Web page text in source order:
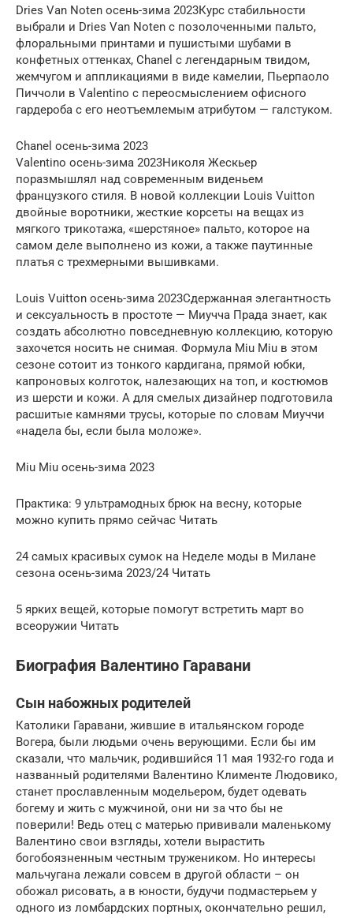
Dries Van Noten осень-зима 2023Курс стабильности
выбрали и Dries Van Noten с позолоченными пальто,
флоральными принтами и пушистыми шубами в
конфетных оттенках, Chanel с легендарным твидом,
жемчугом и аппликациями в виде камелии, Пьерпаоло
Пиччоли в Valentino с переосмыслением офисного
гардероба с его неотъемлемым атрибутом — галстуком.
Chanel осень-зима 2023
Valentino осень-зима 2023Николя Жескьер
поразмышлял над современным виденьем
французкого стиля. В новой коллекции Louis Vuitton
двойные воротники, жесткие корсеты на вещах из
мягкого трикотажа, «шерстяное» пальто, которое на
самом деле выполнено из кожи, а также паутинные
платья с трехмерными вышивками.
Louis Vuitton осень-зима 2023Сдержанная элегантность
и сексуальность в простоте — Миучча Прада знает, как
создать абсолютно повседневную коллекцию, которую
захочется носить не снимая. Формула Miu Miu в этом
сезоне сотоит из тонкого кардигана, прямой юбки,
капроновых колготок, налезающих на топ, и костюмов
из шерсти и кожи. А для смелых дизайнер подготовила
расшитые камнями трусы, которые по словам Миуччи
«надела бы, если была моложе».
Miu Miu осень-зима 2023
Практика: 9 ультрамодных брюк на весну, которые
можно купить прямо сейчас Читать
24 самых красивых сумок на Неделе моды в Милане
сезона осень-зима 2023/24 Читать
5 ярких вещей, которые помогут встретить март во
всеоружии Читать
Биография Валентино Гаравани
Сын набожных родителей
Католики Гаравани, жившие в итальянском городе
Вогера, были людьми очень верующими. Если бы им
сказали, что мальчик, родившийся 11 мая 1932-го года и
названный родителями Валентино Клименте Людовико,
станет прославленным модельером, будет одевать
богему и жить с мужчиной, они ни за что бы не
поверили! Ведь отец с матерью прививали маленькому
Валентино свои взгляды, хотели вырастить
богобоязненным честным тружеником. Но интересы
мальчугана лежали совсем в другой области – он
обожал рисовать, а в юности, будучи подмастерьем у
одного из ломбардских портных, окончательно решил,